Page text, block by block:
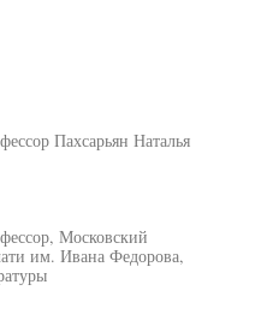
Пахсарьян Наталья
Московский
им. Ивана Федорова,